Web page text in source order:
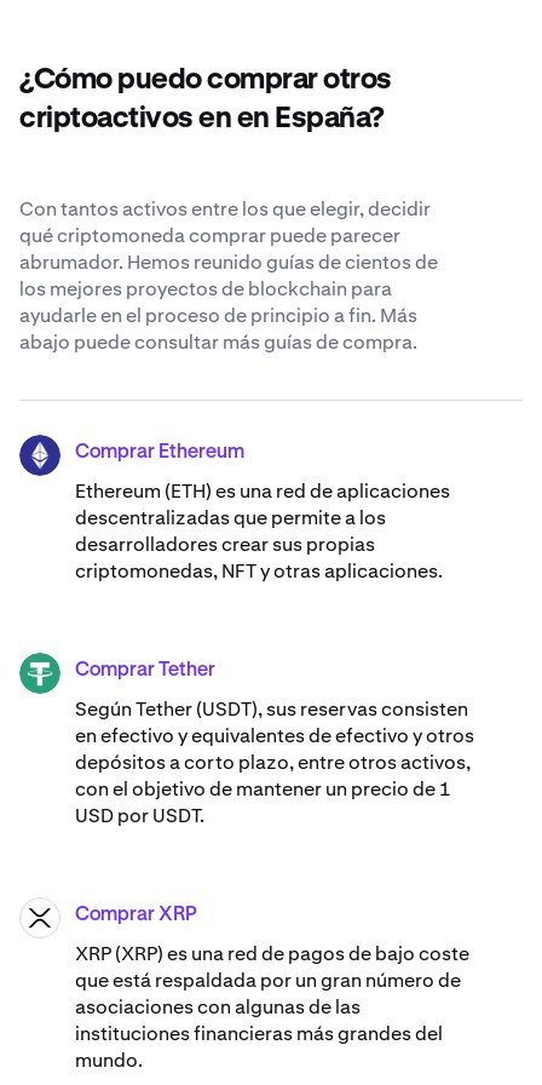
Bitcoin. Obtén más información sobre nuestros
estándares de seguridad reconocidos en todo el mundo
¿Cómo puedo comprar otros
criptoactivos en en España?
Con tantos activos entre los que elegir, decidir
qué criptomoneda comprar puede parecer
abrumador. Hemos reunido guías de cientos de
los mejores proyectos de blockchain para
ayudarle en el proceso de principio a fin. Más
abajo puede consultar más guías de compra.
ETH Comprar Ethereum
Ethereum (ETH) es una red de aplicaciones
descentralizadas que permite a los
desarrolladores crear sus propias
criptomonedas, NFT y otras aplicaciones.
USDT Comprar Tether
Según Tether (USDT), sus reservas consisten
en efectivo y equivalentes de efectivo y otros
depósitos a corto plazo, entre otros activos,
con el objetivo de mantener un precio de 1
USD por USDT.
XRP Comprar XRP
XRP (XRP) es una red de pagos de bajo coste
que está respaldada por un gran número de
asociaciones con algunas de las
instituciones financieras más grandes del
mundo.